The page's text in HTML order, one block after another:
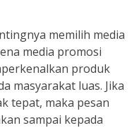
memilih media
media promosi
produk
masyarakat luas. Jika
tepat, maka pesan
sampai kepada